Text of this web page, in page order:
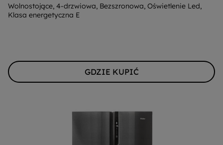
energii
Youreko.
Wolnostojące, 4-drzwiowa, Bezszronowa, Oświetlenie Led,
Klasa energetyczna E
GDZIE KUPIĆ